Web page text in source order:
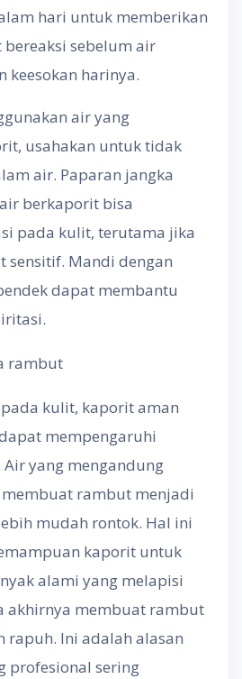
hari untuk memberikan
sebelum air
keesokan harinya.
air yang
usahakan untuk tidak
air. Paparan jangka
berkaporit bisa
pada kulit, terutama jika
sensitif. Mandi dengan
dapat membantu
rambut
kulit, kaporit aman
mempengaruhi
yang mengandung
rambut menjadi
mudah rontok. Hal ini
kaporit untuk
alami yang melapisi
akhirnya membuat rambut
rapuh. Ini adalah alasan
profesional sering